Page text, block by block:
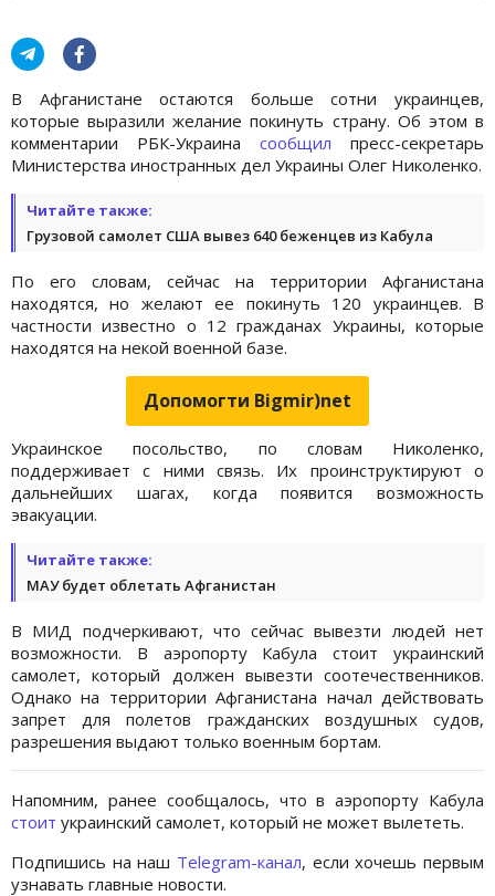
В Афганистане остаются больше сотни украинцев,
которые выразили желание покинуть страну. Об этом в
комментарии РБК-Украина сообщил пресс-секретарь
Министерства иностранных дел Украины Олег Николенко.
Читайте также:
Грузовой самолет США вывез 640 беженцев из Кабула
По его словам, сейчас на территории Афганистана
находятся, но желают ее покинуть 120 украинцев. В
частности известно о 12 гражданах Украины, которые
находятся на некой военной базе.
Допомогти Bigmir)net
Украинское посольство, по словам Николенко,
поддерживает с ними связь. Их проинструктируют о
дальнейших шагах, когда появится возможность
эвакуации.
Читайте также:
МАУ будет облетать Афганистан
В МИД подчеркивают, что сейчас вывезти людей нет
возможности. В аэропорту Кабула стоит украинский
самолет, который должен вывезти соотечественников.
Однако на территории Афганистана начал действовать
запрет для полетов гражданских воздушных судов,
разрешения выдают только военным бортам.
Напомним, ранее сообщалось, что в аэропорту Кабула
стоит украинский самолет, который не может вылететь.
Подпишись на наш Telegram-канал, если хочешь первым
узнавать главные новости.